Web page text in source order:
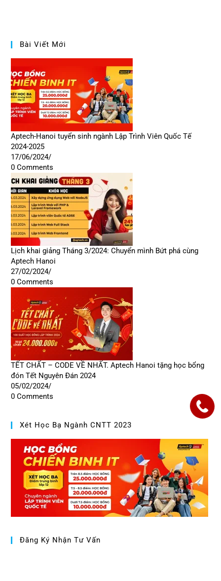
Bài Viết Mới
Aptech-Hanoi tuyển sinh ngành Lập Trình Viên Quốc Tế
2024-2025
17/06/2024/
0 Comments
Lịch khai giảng Tháng 3/2024: Chuyển mình Bứt phá cùng
Aptech Hanoi
27/02/2024/
0 Comments
TẾT CHẤT – CODE VỀ NHẤT. Aptech Hanoi tặng học bổng
đón Tết Nguyên Đán 2024
05/02/2024/
0 Comments
Xét Học Bạ Ngành CNTT 2023
Đăng Ký Nhận Tư Vấn